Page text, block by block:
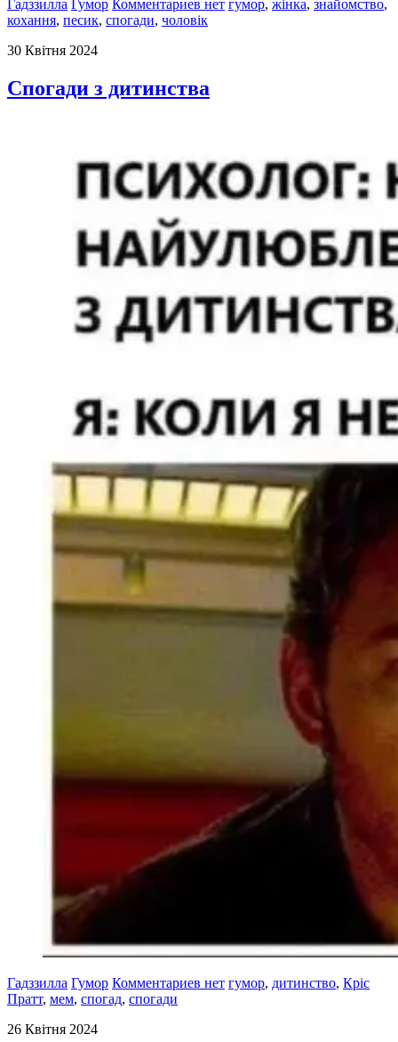
Гадззилла Гумор Комментариев нет гумор, жінка, знайомство,
кохання, песик, спогади, чоловік
30 Квітня 2024
Спогади з дитинства
Гадззилла Гумор Комментариев нет гумор, дитинство, Кріс
Пратт, мем, спогад, спогади
26 Квітня 2024